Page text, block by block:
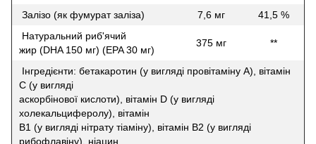
Залізо (як фумурат заліза) 7,6 мг
41,5 %
Натуральний риб'ячий
жир (DHA 150 мг) (EPA 30 мг)
375 мг **
Інгредієнти: бетакаротин (у вигляді провітаміну A), вітамін
C (у вигляді
аскорбінової кислоти), вітамін D (у вигляді
холекальциферолу), вітамін
B1 (у вигляді нітрату тіаміну), вітамін B2 (у вигляді
рибофлавіну), ніацин